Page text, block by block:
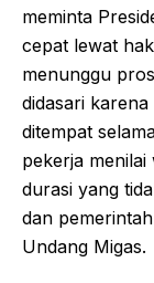
meminta
cepat lewat
menunggu
didasari
ditempat
pekerja
durasi yang
dan
Undang Migas.